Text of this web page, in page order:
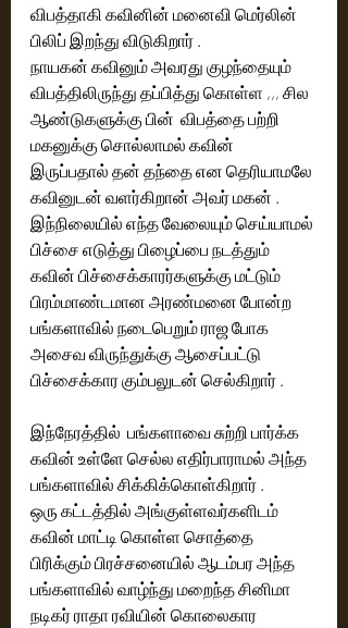
விபத்தாகி கவினின் மனைவி மெர்லின்
பிலிப் இறந்து விடுகிறார் .
நாயகன் கவினும் அவரது குழந்தையும்
விபத்திலிருந்து தப்பித்து கொள்ள ,,, சில
ஆண்டுகளுக்கு பின்  விபத்தை பற்றி
மகனுக்கு சொல்லாமல் கவின்
இருப்பதால் தன் தந்தை என தெரியாமலே
கவினுடன் வளர்கிறான் அவர் மகன் .
இந்நிலையில் எந்த வேலையும் செய்யாமல்
பிச்சை எடுத்து பிழைப்பை நடத்தும்
கவின் பிச்சைக்காரர்களுக்கு மட்டும்
பிரம்மாண்டமான அரண்மனை போன்ற
பங்களாவில் நடைபெறும் ராஜ போக
அசைவ விருந்துக்கு ஆசைப்பட்டு
பிச்சைக்கார கும்பலுடன் செல்கிறார் .
இந்நேரத்தில்  பங்களாவை சுற்றி பார்க்க
கவின் உள்ளே செல்ல எதிர்பாராமல் அந்த
பங்களாவில் சிக்கிக்கொள்கிறார் .
ஒரு கட்டத்தில் அங்குள்ளவர்களிடம்
கவின் மாட்டி கொள்ள சொத்தை
பிரிக்கும் பிரச்சனையில் ஆடம்பர அந்த
பங்களாவில் வாழ்ந்து மறைந்த சினிமா
நடிகர் ராதா ரவியின் கொலைகார